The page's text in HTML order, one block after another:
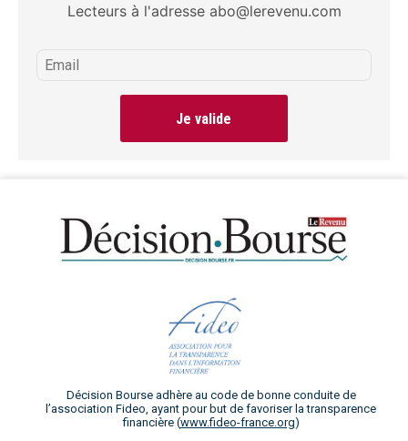
Lecteurs à l'adresse abo@lerevenu.com
Je valide
Décision Bourse adhère au code de bonne conduite de
l’association Fideo, ayant pour but de favoriser la transparence
financière (www.fideo-france.org)